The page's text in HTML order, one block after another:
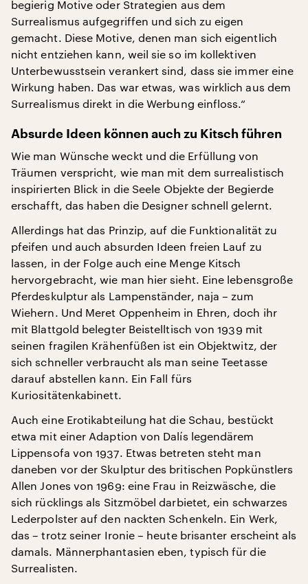
begierig Motive oder Strategien aus dem
Surrealismus aufgegriffen und sich zu eigen
gemacht. Diese Motive, denen man sich eigentlich
nicht entziehen kann, weil sie so im kollektiven
Unterbewusstsein verankert sind, dass sie immer eine
Wirkung haben. Das war etwas, was wirklich aus dem
Surrealismus direkt in die Werbung einfloss.“
Absurde Ideen können auch zu Kitsch führen
Wie man Wünsche weckt und die Erfüllung von
Träumen verspricht, wie man mit dem surrealistisch
inspirierten Blick in die Seele Objekte der Begierde
erschafft, das haben die Designer schnell gelernt.
Allerdings hat das Prinzip, auf die Funktionalität zu
pfeifen und auch absurden Ideen freien Lauf zu
lassen, in der Folge auch eine Menge Kitsch
hervorgebracht, wie man hier sieht. Eine lebensgroße
Pferdeskulptur als Lampenständer, naja – zum
Wiehern. Und Meret Oppenheim in Ehren, doch ihr
mit Blattgold belegter Beistelltisch von 1939 mit
seinen fragilen Krähenfüßen ist ein Objektwitz, der
sich schneller verbraucht als man seine Teetasse
darauf abstellen kann. Ein Fall fürs
Kuriositätenkabinett.
Auch eine Erotikabteilung hat die Schau, bestückt
etwa mit einer Adaption von Dalís legendärem
Lippensofa von 1937. Etwas betreten steht man
daneben vor der Skulptur des britischen Popkünstlers
Allen Jones von 1969: eine Frau in Reizwäsche, die
sich rücklings als Sitzmöbel darbietet, ein schwarzes
Lederpolster auf den nackten Schenkeln. Ein Werk,
das – trotz seiner Ironie – heute brisanter erscheint als
damals. Männerphantasien eben, typisch für die
Surrealisten.